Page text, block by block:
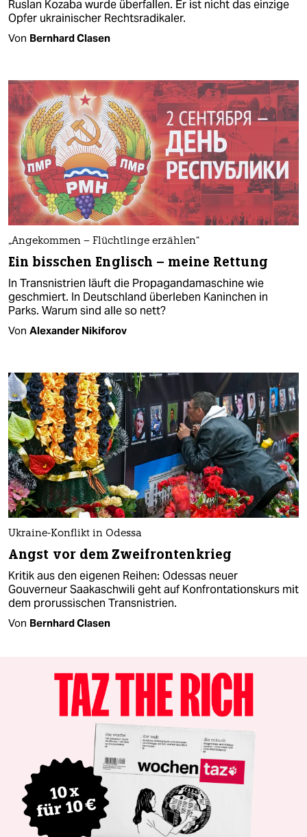
Ruslan Kozaba wurde überfallen. Er ist nicht das einzige
Opfer ukrainischer Rechtsradikaler.
Von Bernhard Clasen
„Angekommen – Flüchtlinge erzählen“
Ein bisschen Englisch – meine Rettung
In Transnistrien läuft die Propagandamaschine wie
geschmiert. In Deutschland überleben Kaninchen in
Parks. Warum sind alle so nett?
Von Alexander Nikiforov
Ukraine-Konflikt in Odessa
Angst vor dem Zweifrontenkrieg
Kritik aus den eigenen Reihen: Odessas neuer
Gouverneur Saakaschwili geht auf Konfrontationskurs mit
dem prorussischen Transnistrien.
Von Bernhard Clasen